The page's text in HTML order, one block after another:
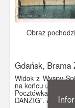
Obraz
Gdańsk, Brama
Widok z Wyspy
na końcu ulicy
Pocztówka z
DANZIG". Auch